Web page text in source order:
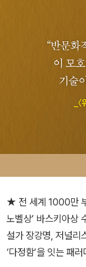
★ 전 세계 1000만
노벨상’ 바스키아상
설가 장강명, 저널리스트 김지수
‘다정함’을 잇는 패